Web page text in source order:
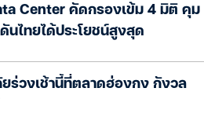
Center คัดกรองเข้ม 4 มิติ คุม
นไทยได้ประโยชน์สูงสุด
ร่วงเช้านี้ที่ตลาดฮ่องกง กังวล